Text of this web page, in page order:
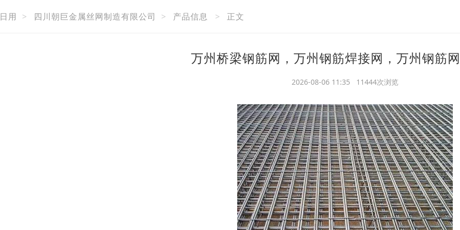
用 > 四川朝巨金属丝网制造有限公司 > 产品信息 > 正文
万州桥梁钢筋网，万州钢筋焊接网，万州钢筋
2026-08-06 11:35 11444次浏览